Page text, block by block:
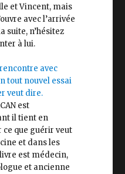
et Vincent, mais
avec l’arrivée
suite, n’hésitez
à lui.
avec
tout nouvel essai
veut dire.
est
il tient en
ce que guérir veut
et dans les
est médecin,
et ancienne